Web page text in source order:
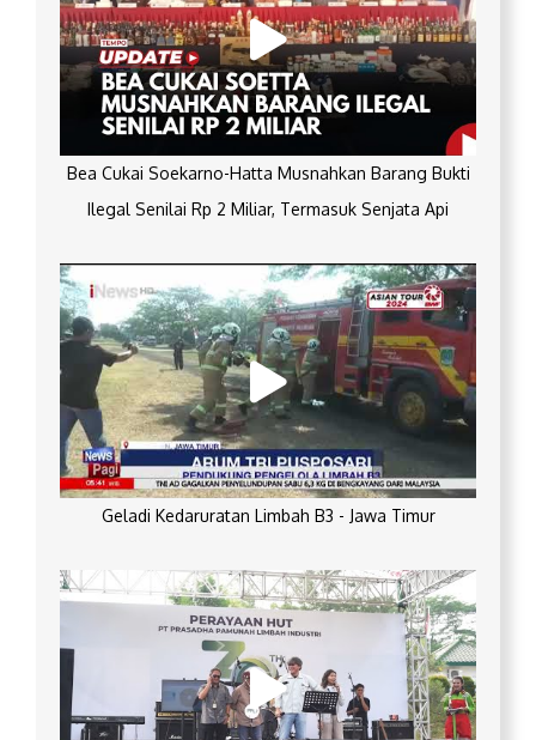
Bea Cukai Soekarno-Hatta Musnahkan Barang Bukti
Ilegal Senilai Rp 2 Miliar, Termasuk Senjata Api
Geladi Kedaruratan Limbah B3 - Jawa Timur